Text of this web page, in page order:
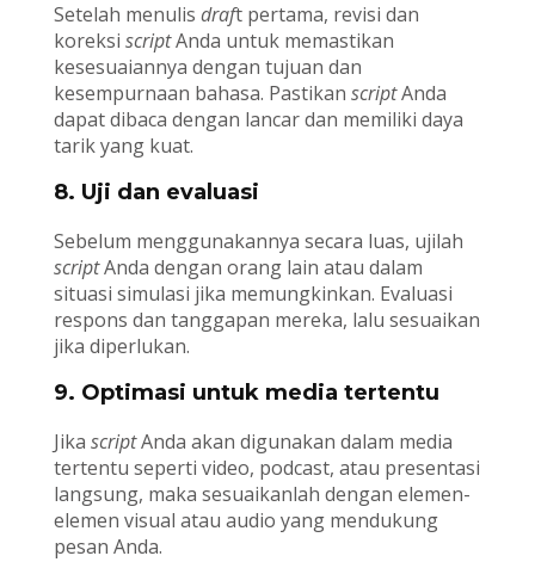
Setelah menulis draft pertama, revisi dan
koreksi scriptAnda untuk memastikan
kesesuaiannya dengan tujuan dan
kesempurnaan bahasa. Pastikan scriptAnda
dapat dibaca dengan lancar dan memiliki daya
tarik yang kuat.
8. Uji dan evaluasi
Sebelum menggunakannya secara luas, ujilah
scriptAnda dengan orang lain atau dalam
situasi simulasi jika memungkinkan. Evaluasi
respons dan tanggapan mereka, lalu sesuaikan
jika diperlukan.
9. Optimasi untuk media tertentu
Jika scriptAnda akan digunakan dalam media
tertentu seperti video, podcast, atau presentasi
langsung, maka sesuaikanlah dengan elemen-
elemen visual atau audio yang mendukung
pesan Anda.